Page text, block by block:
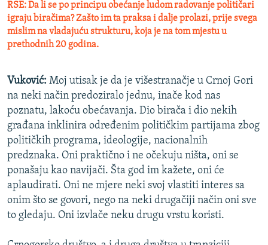
RSE: Da li se po principu obećanje ludom radovanje političari
igraju biračima? Zašto im ta praksa i dalje prolazi, prije svega
mislim na vladajuću strukturu, koja je na tom mjestu u
prethodnih 20 godina.
Vuković: Moj utisak je da je višestranačje u Crnoj Gori
na neki način predoziralo jednu, inače kod nas
poznatu, lakoću obećavanja. Dio birača i dio nekih
građana inklinira određenim političkim partijama zbog
političkih programa, ideologije, nacionalnih
predznaka. Oni praktično i ne očekuju ništa, oni se
ponašaju kao navijači. Šta god im kažete, oni će
aplaudirati. Oni ne mjere neki svoj vlastiti interes sa
onim što se govori, nego na neki drugačiji način oni sve
to gledaju. Oni izvlače neku drugu vrstu koristi.